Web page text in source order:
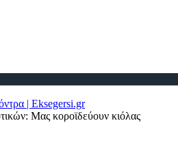
Μας κοροϊδεύουν κιόλας